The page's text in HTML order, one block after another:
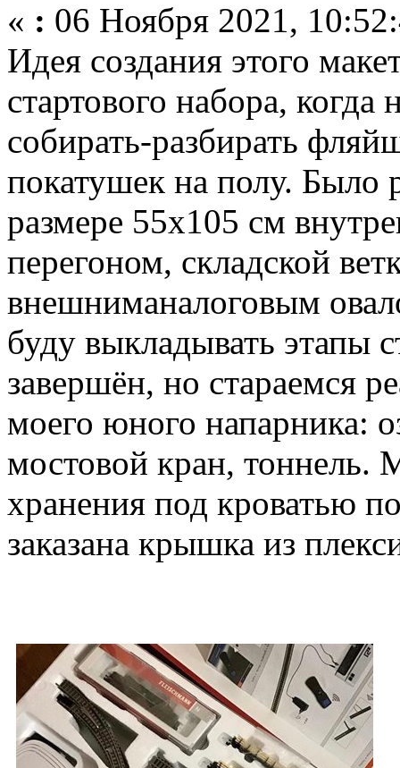
« : 06 Ноября 2021,
Идея создания этого
стартового набора,
собирать-разбирать
покатушек на полу. Было
размере 55х105 см
перегоном, складской
внешниманалоговым
буду выкладывать этапы
завершён, но стараемся
моего юного напарника:
мостовой кран, тоннель.
хранения под кроватью
заказана крышка из